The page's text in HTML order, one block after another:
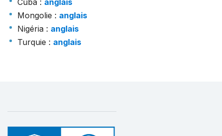
Cuba : anglais
Mongolie : anglais
Nigéria : anglais
Turquie : anglais